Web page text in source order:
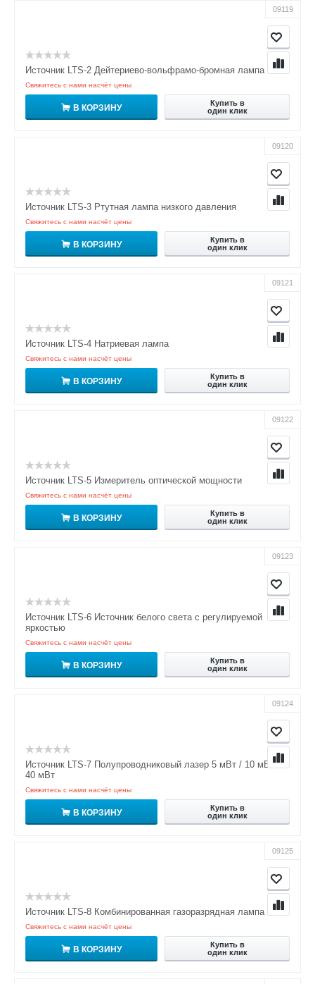
09119
Источник LTS-2 Дейтериево-вольфрамо-бромная лампа
Свяжитесь с нами насчёт цены
В КОРЗИНУ
Купить в
один клик
09120
Источник LTS-3 Ртутная лампа низкого давления
Свяжитесь с нами насчёт цены
В КОРЗИНУ
Купить в
один клик
09121
Источник LTS-4 Натриевая лампа
Свяжитесь с нами насчёт цены
В КОРЗИНУ
Купить в
один клик
09122
Источник LTS-5 Измеритель оптической мощности
Свяжитесь с нами насчёт цены
В КОРЗИНУ
Купить в
один клик
09123
Источник LTS-6 Источник белого света с регулируемой
яркостью
Свяжитесь с нами насчёт цены
В КОРЗИНУ
Купить в
один клик
09124
Источник LTS-7 Полупроводниковый лазер 5 мВт / 10 мВт /
40 мВт
Свяжитесь с нами насчёт цены
В КОРЗИНУ
Купить в
один клик
09125
Источник LTS-8 Комбинированная газоразрядная лампа
Свяжитесь с нами насчёт цены
В КОРЗИНУ
Купить в
один клик